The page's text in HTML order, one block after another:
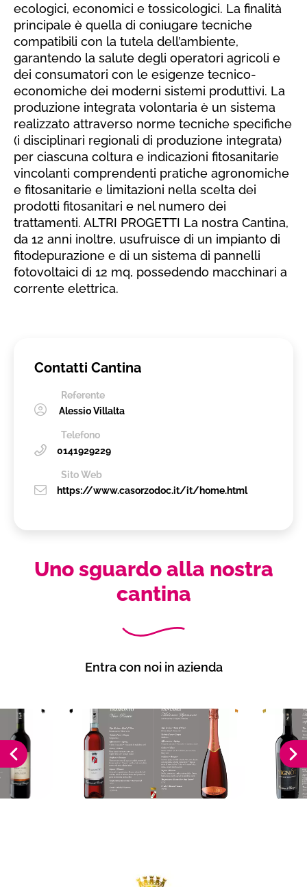
ecologici, economici e tossicologici. La finalità
principale è quella di coniugare tecniche
compatibili con la tutela dell’ambiente,
garantendo la salute degli operatori agricoli e
dei consumatori con le esigenze tecnico-
economiche dei moderni sistemi produttivi. La
produzione integrata volontaria è un sistema
realizzato attraverso norme tecniche specifiche
(i disciplinari regionali di produzione integrata)
per ciascuna coltura e indicazioni fitosanitarie
vincolanti comprendenti pratiche agronomiche
e fitosanitarie e limitazioni nella scelta dei
prodotti fitosanitari e nel numero dei
trattamenti. ALTRI PROGETTI La nostra Cantina,
da 12 anni inoltre, usufruisce di un impianto di
fitodepurazione e di un sistema di pannelli
fotovoltaici di 12 mq, possedendo macchinari a
corrente elettrica.
Contatti Cantina
Referente
Alessio Villalta
Telefono
0141929229
Sito Web
https://www.casorzodoc.it/it/home.html
Uno sguardo alla nostra
cantina
Entra con noi in azienda